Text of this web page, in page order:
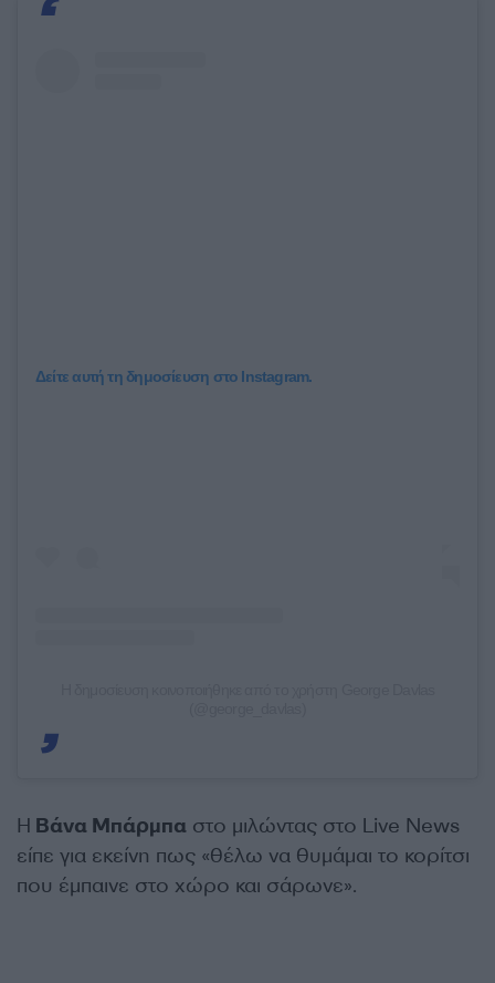
Δείτε αυτή τη δημοσίευση στο Instagram.
Η Βάνα Μπάρμπα στο μιλώντας στο Live News
είπε για εκείνη πως «θέλω να θυμάμαι το κορίτσι
που έμπαινε στο χώρο και σάρωνε».